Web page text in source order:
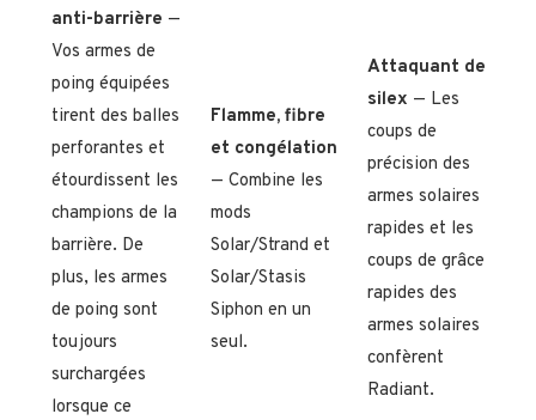
anti-barrière —
Vos armes de
poing équipées
tirent des balles
perforantes et
étourdissent les
champions de la
barrière. De
plus, les armes
de poing sont
toujours
surchargées
lorsque ce
Flamme, fibre
et congélation
— Combine les
mods
Solar/Strand et
Solar/Stasis
Siphon en un
seul.
Attaquant de
silex — Les
coups de
précision des
armes solaires
rapides et les
coups de grâce
rapides des
armes solaires
confèrent
Radiant.